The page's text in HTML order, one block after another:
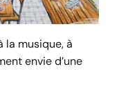
la musique, à
envie d’une